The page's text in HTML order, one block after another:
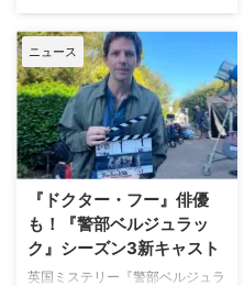
ランダーとロシア出身のイリヤ …
人気Netflixドラマ『エミリー、パ
リへ行く』第6シーズンに出演す
るイギリス人女優のミニー・ドラ
イヴァーが、フランスでの撮影休
止期間中に深刻な自動車事故に遭
っていたことが分かった。 生き
ていられることに心から感謝 ミ
ニーは過去8週間にわたり、
と題した動画シリーズを投稿。最
終シーズンの撮影で滞在していた
パリでの日常をファンに届けてい
た。しかし8月6日（木）早朝、
ニュース
『ドクター・フー』俳優
も！『警部ベルジュラッ
ク』シーズン3新キャスト
英国ミステリー『警部ベルジュラ